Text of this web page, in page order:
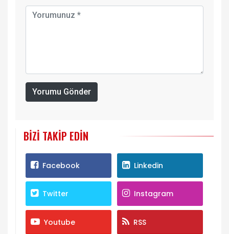
Yorumu Gönder
BIZI TAKIP EDIN
Facebook Linkedin
Twitter Instagram
Youtube RSS